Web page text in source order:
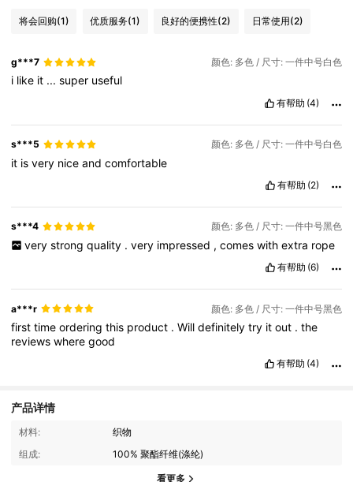
将会回购(1) 优质服务(1) 良好的便携性(2) 日常使用(2)
g***7 颜色: 多色 / 尺寸: 一件中号白色
i like it ...super useful
有帮助 (4)
s***5 颜色: 多色 / 尺寸: 一件中号白色
it isvery niceandcomfortable
有帮助 (2)
s***4 颜色: 多色 / 尺寸: 一件中号黑色
very strong quality . very impressed , comes with extra rope
有帮助 (6)
a***r 颜色: 多色 / 尺寸: 一件中号黑色
firsttimeorderingthis product .Willdefinitelytry itout .the
reviewswheregood
有帮助 (4)
产品详情
材料:
织物
组成:
100% 聚酯纤维(涤纶)
看更多
63 关注人数
63 关注人数